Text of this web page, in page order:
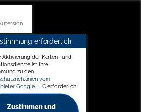
erforderlich
Aktivierung der Karten- und
ist Ihre
zu den
vom
Google LLC erforderlich.
Zustimmen und